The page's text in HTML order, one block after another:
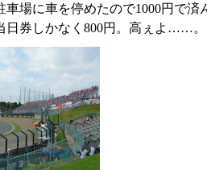
場に車を停めたので1000円で
日券しかなく800円。高ぇよ……。